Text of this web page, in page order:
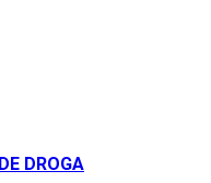
DROGA